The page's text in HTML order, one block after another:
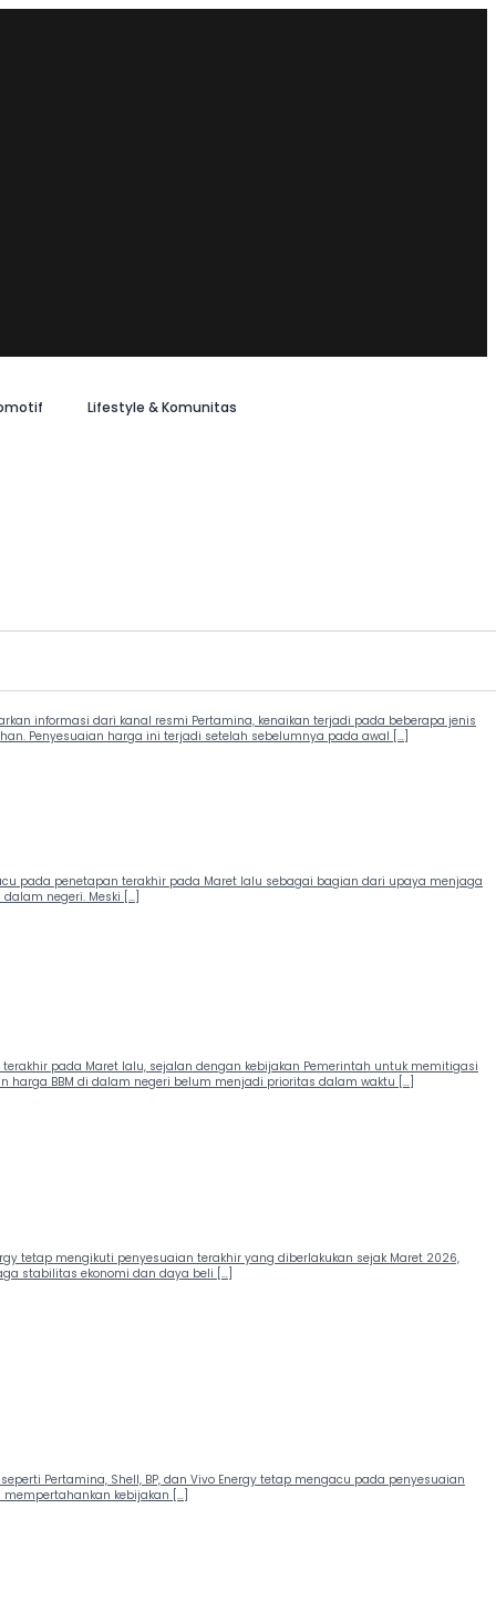
Lifestyle & Komunitas
informasi dari kanal resmi Pertamina, kenaikan terjadi pada beberapa jenis
Penyesuaian harga ini terjadi setelah sebelumnya pada awal […]
pada penetapan terakhir pada Maret lalu sebagai bagian dari upaya menjaga
negeri. Meski […]
pada Maret lalu, sejalan dengan kebijakan Pemerintah untuk memitigasi
BBM di dalam negeri belum menjadi prioritas dalam waktu […]
tetap mengikuti penyesuaian terakhir yang diberlakukan sejak Maret 2026,
stabilitas ekonomi dan daya beli […]
Pertamina, Shell, BP, dan Vivo Energy tetap mengacu pada penyesuaian
kebijakan […]